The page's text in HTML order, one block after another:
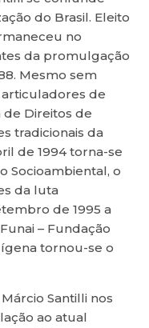
do Brasil. Eleito
no
da promulgação
Mesmo sem
de
Direitos de
tradicionais da
de 1994 torna-se
Socioambiental, o
da luta
de 1995 a
– Fundação
tornou-se o
Santilli nos
ao atual